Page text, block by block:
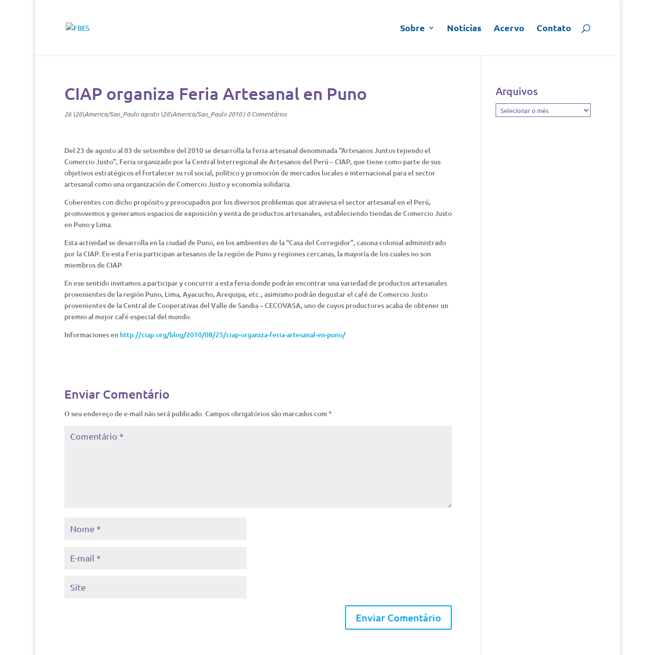
Sobre Notícias Acervo Contato
CIAP organiza Feria Artesanal en Puno
26 \26\America/Sao_Paulo agosto \26\America/Sao_Paulo 2010|0 Comentários
Del 23 de agosto al 03 de setiembre del 2010 se desarrolla la feria artesanal denominada “Artesanos Juntos tejiendo el
Comercio Justo”, Feria organizado por la Central Interregional de Artesanos del Perú – CIAP, que tiene como parte de sus
objetivos estratégicos el fortalecer su rol social, político y promoción de mercados locales e internacional para el sector
artesanal como una organización de Comercio Justo y economía solidaria.
Coherentes con dicho propósito y preocupados por los diversos problemas que atraviesa el sector artesanal en el Perú,
promovemos y generamos espacios de exposición y venta de productos artesanales, estableciendo tiendas de Comercio Justo
en Puno y Lima.
Esta actividad se desarrolla en la ciudad de Puno, en los ambientes de la “Casa del Corregidor”, casona colonial administrado
por la CIAP. En esta Feria participan artesanos de la región de Puno y regiones cercanas, la mayoría de los cuales no son
miembros de CIAP.
En ese sentido invitamos a participar y concurrir a esta feria donde podrán encontrar una variedad de productos artesanales
provenientes de la región Puno, Lima, Ayacucho, Arequipa, etc.; asimismo podrán degustar el café de Comercio Justo
provenientes de la Central de Cooperativas del Valle de Sandia – CECOVASA, uno de cuyos productores acaba de obtener un
premio al mejor café especial del mundo.
Informaciones en http://ciap.org/blog/2010/08/25/ciap-organiza-feria-artesanal-en-puno/
Enviar Comentário
O seu endereço de e-mail não será publicado. Campos obrigatórios são marcados com *
Arquivos
Arquivos